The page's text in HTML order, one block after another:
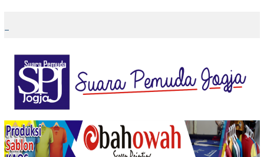
content